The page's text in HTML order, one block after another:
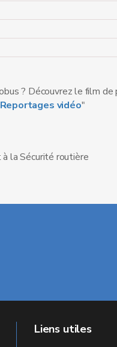
? Découvrez le film
Reportages vidéo"
la Sécurité routière
Liens utiles